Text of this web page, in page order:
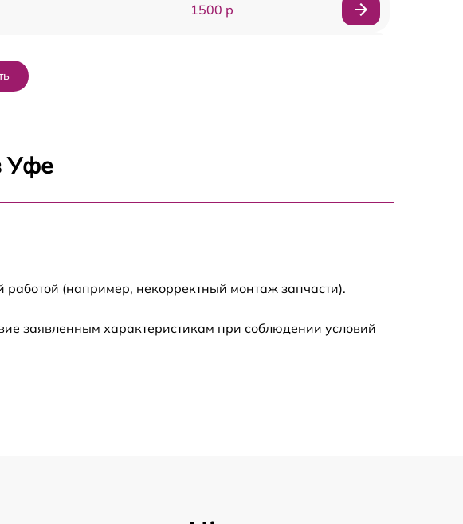
1500 р
Уфе
(например, некорректный монтаж запчасти).
заявленным характеристикам при соблюдении условий